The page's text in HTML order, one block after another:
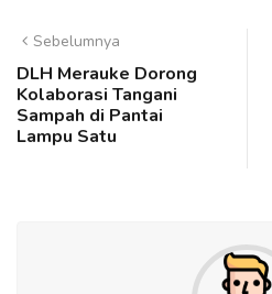
Sebelumnya
DLH Merauke Dorong
Kolaborasi Tangani
Sampah di Pantai
Lampu Satu